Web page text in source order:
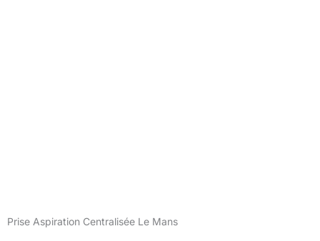
Prise Aspiration Centralisée Le Mans